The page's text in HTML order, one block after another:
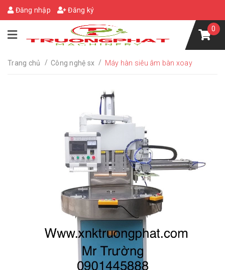
Đăng nhập Đăng ký
0
Trang chủ / Công nghệ sx / Máy hàn siêu âm bàn xoay